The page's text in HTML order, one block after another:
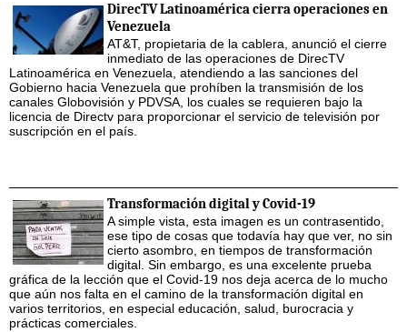
DirecTV Latinoamérica cierra operaciones en
Venezuela
AT&T, propietaria de la cablera, anunció el cierre
inmediato de las operaciones de DirecTV
Latinoamérica en Venezuela, atendiendo a las sanciones del
Gobierno hacia Venezuela que prohíben la transmisión de los
canales Globovisión y PDVSA, los cuales se requieren bajo la
licencia de Directv para proporcionar el servicio de televisión por
suscripción en el país.
Transformación digital y Covid-19
A simple vista, esta imagen es un contrasentido,
ese tipo de cosas que todavía hay que ver, no sin
cierto asombro, en tiempos de transformación
digital. Sin embargo, es una excelente prueba
gráfica de la lección que el Covid-19 nos deja acerca de lo mucho
que aún nos falta en el camino de la transformación digital en
varios territorios, en especial educación, salud, burocracia y
prácticas comerciales.